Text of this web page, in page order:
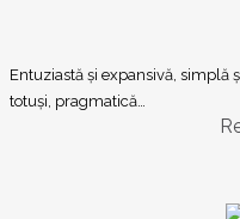
Entuziastă şi expansivă, simplă
totuşi, pragmatică…